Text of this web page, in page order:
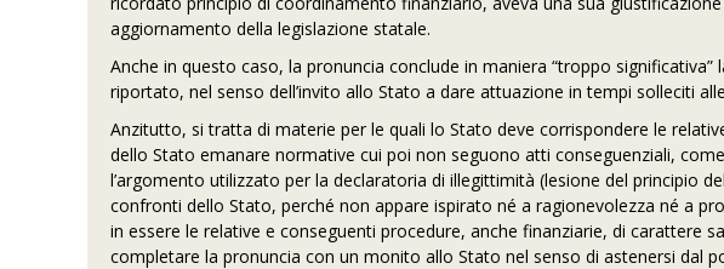
aggiornamento della legislazione statale.
Anche in questo caso, la pronuncia conclude in maniera “troppo
riportato, nel senso dell’invito allo Stato a dare attuazione in tempi solleciti
Anzitutto, si tratta di materie per le quali lo Stato deve corrispondere le
dello Stato emanare normative cui poi non seguono atti conseguenziali,
l’argomento utilizzato per la declaratoria di illegittimità (lesione del principio
confronti dello Stato, perché non appare ispirato né a ragionevolezza né a
in essere le relative e conseguenti procedure, anche finanziarie, di carattere
completare la pronuncia con un monito allo Stato nel senso di astenersi dal